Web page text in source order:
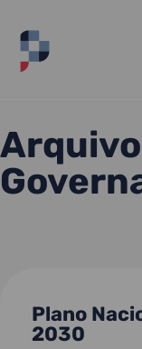
HOME
Plano
2030